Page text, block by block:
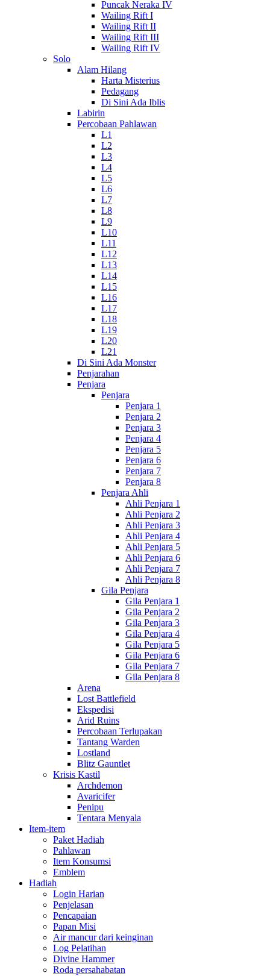
Puncak Neraka IV
Wailing Rift I
Wailing Rift II
Wailing Rift III
Wailing Rift IV
Solo
Alam Hilang
Harta Misterius
Pedagang
Di Sini Ada Iblis
Labirin
Percobaan Pahlawan
L1
L2
L3
L4
L5
L6
L7
L8
L9
L10
L11
L12
L13
L14
L15
L16
L17
L18
L19
L20
L21
Di Sini Ada Monster
Penjarahan
Penjara
Penjara
Penjara 1
Penjara 2
Penjara 3
Penjara 4
Penjara 5
Penjara 6
Penjara 7
Penjara 8
Penjara Ahli
Ahli Penjara 1
Ahli Penjara 2
Ahli Penjara 3
Ahli Penjara 4
Ahli Penjara 5
Ahli Penjara 6
Ahli Penjara 7
Ahli Penjara 8
Gila Penjara
Gila Penjara 1
Gila Penjara 2
Gila Penjara 3
Gila Penjara 4
Gila Penjara 5
Gila Penjara 6
Gila Penjara 7
Gila Penjara 8
Arena
Lost Battlefield
Ekspedisi
Arid Ruins
Percobaan Terlupakan
Tantang Warden
Lostland
Blitz Gauntlet
Krisis Kastil
Archdemon
Avaricifer
Penipu
Tentara Menyala
Item-item
Paket Hadiah
Pahlawan
Item Konsumsi
Emblem
Hadiah
Login Harian
Penjelasan
Pencapaian
Papan Misi
Air mancur dari keinginan
Log Pelatihan
Divine Hammer
Roda persahabatan